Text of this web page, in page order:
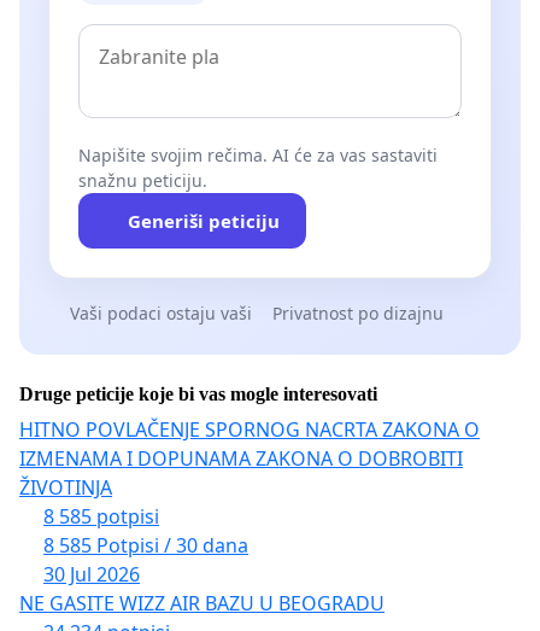
Napišite svojim rečima. AI će za vas sastaviti
snažnu peticiju.
Generiši peticiju
Vaši podaci ostaju vaši Privatnost po dizajnu
Druge peticije koje bi vas mogle interesovati
HITNO POVLAČENJE SPORNOG NACRTA ZAKONA O
IZMENAMA I DOPUNAMA ZAKONA O DOBROBITI
ŽIVOTINJA
8 585 potpisi
8 585 Potpisi / 30 dana
30 Jul 2026
NE GASITE WIZZ AIR BAZU U BEOGRADU